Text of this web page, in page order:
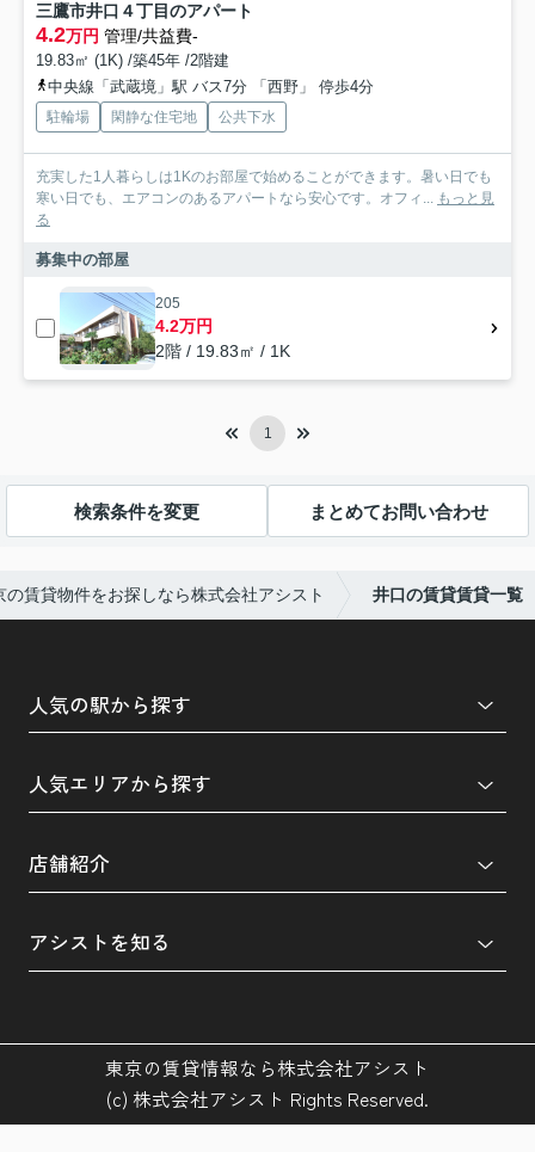
三鷹市井口４丁目のアパート
4.2万円 管理/共益費-
19.83㎡ (1K) /築45年 /2階建
中央線「武蔵境」駅 バス7分 「西野」 停歩4分
駐輪場 閑静な住宅地 公共下水
充実した1人暮らしは1Kのお部屋で始めることができます。暑い日でも
寒い日でも、エアコンのあるアパートなら安心です。オフィ... もっと見
る
募集中の部屋
205
4.2万円
2階 / 19.83㎡ / 1K
1
検索条件を変更 まとめてお問い合わせ
の賃貸物件をお探しなら株式会社アシスト 井口の賃貸賃貸一覧
人気の駅から探す
人気エリアから探す
店舗紹介
アシストを知る
東京の賃貸情報なら株式会社アシスト
(c) 株式会社アシスト Rights Reserved.